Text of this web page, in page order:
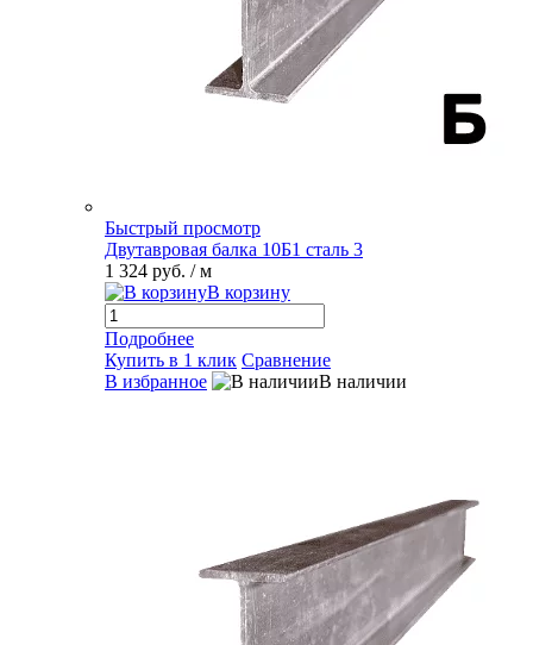
Быстрый просмотр
Двутавровая балка 10Б1 сталь 3
1 324 руб. / м
В корзину
Подробнее
Купить в 1 клик Сравнение
В избранное
В наличии